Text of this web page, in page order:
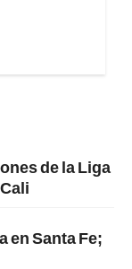
de la Liga
en Santa Fe;